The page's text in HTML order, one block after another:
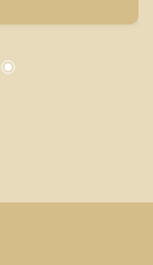
da cidade